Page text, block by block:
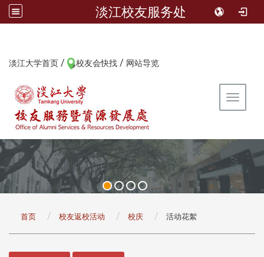
淡江校友服务处
淡江大学首页 / 校友会快找 / 网站导览
Toggle
首页 校友返校活动 校庆 活动花絮